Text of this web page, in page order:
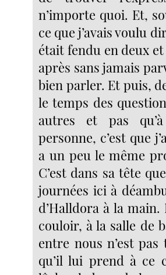
n’importe quoi. Et,
ce que j’avais voulu
était fendu en deux
après sans jamais
bien parler. Et puis,
le temps des
autres et pas
personne, c’est que
a un peu le même
C’est dans sa tête
journées ici à
d’Halldora à la
couloir, à la salle de
entre nous n’est
qu’il lui prend à ce